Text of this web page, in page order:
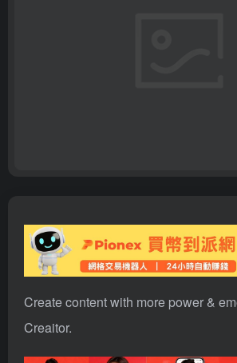
Create content with more power &
Creaitor.